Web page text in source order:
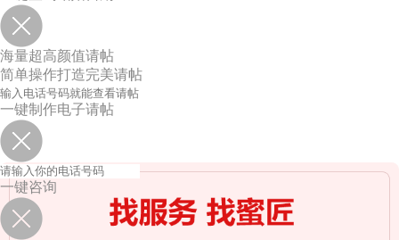
海量超高颜值请帖
简单操作打造完美请帖
一键制作电子请帖
一键咨询